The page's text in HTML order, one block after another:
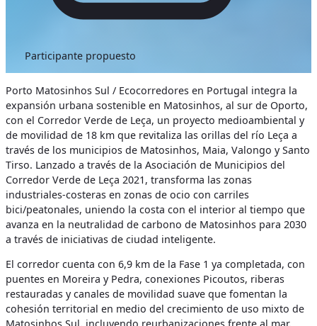
Participante propuesto
Porto Matosinhos Sul / Ecocorredores en Portugal integra la
expansión urbana sostenible en Matosinhos, al sur de Oporto,
con el Corredor Verde de Leça, un proyecto medioambiental y
de movilidad de 18 km que revitaliza las orillas del río Leça a
través de los municipios de Matosinhos, Maia, Valongo y Santo
Tirso. Lanzado a través de la Asociación de Municipios del
Corredor Verde de Leça 2021, transforma las zonas
industriales-costeras en zonas de ocio con carriles
bici/peatonales, uniendo la costa con el interior al tiempo que
avanza en la neutralidad de carbono de Matosinhos para 2030
a través de iniciativas de ciudad inteligente.
El corredor cuenta con 6,9 km de la Fase 1 ya completada, con
puentes en Moreira y Pedra, conexiones Picoutos, riberas
restauradas y canales de movilidad suave que fomentan la
cohesión territorial en medio del crecimiento de uso mixto de